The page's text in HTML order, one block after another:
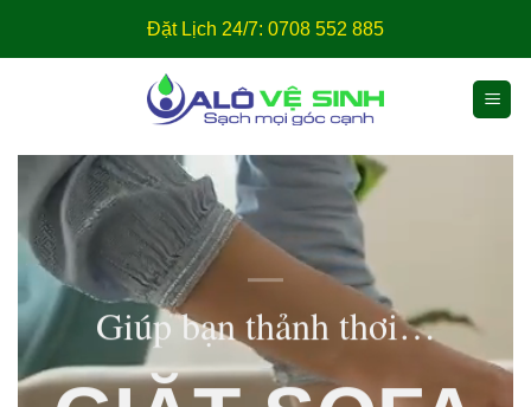
Đặt Lịch 24/7: 0708 552 885
Giúp bạn thảnh thơi…